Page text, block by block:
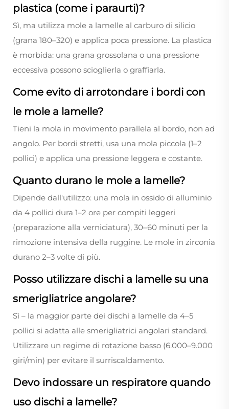
plastica (come i paraurti)?
Sì, ma utilizza mole a lamelle al carburo di silicio
(grana 180–320) e applica poca pressione. La plastica
è morbida: una grana grossolana o una pressione
eccessiva possono scioglierla o graffiarla.
Come evito di arrotondare i bordi con
le mole a lamelle?
Tieni la mola in movimento parallela al bordo, non ad
angolo. Per bordi stretti, usa una mola piccola (1–2
pollici) e applica una pressione leggera e costante.
Quanto durano le mole a lamelle?
Dipende dall'utilizzo: una mola in ossido di alluminio
da 4 pollici dura 1–2 ore per compiti leggeri
(preparazione alla verniciatura), 30–60 minuti per la
rimozione intensiva della ruggine. Le mole in zirconia
durano 2–3 volte di più.
Posso utilizzare dischi a lamelle su una
smerigliatrice angolare?
Sì – la maggior parte dei dischi a lamelle da 4–5
pollici si adatta alle smerigliatrici angolari standard.
Utilizzare un regime di rotazione basso (6.000–9.000
giri/min) per evitare il surriscaldamento.
Devo indossare un respiratore quando
uso dischi a lamelle?